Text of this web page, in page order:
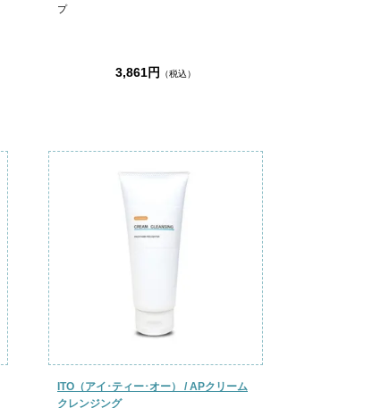
プ
3,861円 （税込）
ITO（アイ･ティー･オー） / APクリーム
クレンジング